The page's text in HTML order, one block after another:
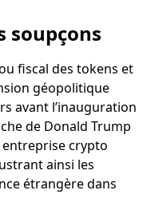
soupçons
fiscal des tokens et
géopolitique
avant l’inauguration
de Donald Trump
entreprise crypto
ainsi les
étrangère dans